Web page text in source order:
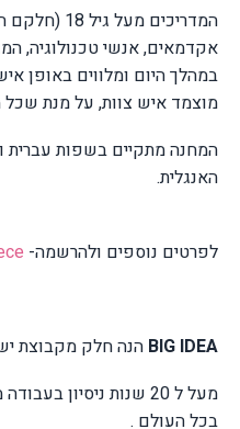
המדריכים מעל גיל 18 (חלקם חניכים לשעבר
אקדמאים, אנשי טכנולוגיה,
מוצמד איש צוות, על מנת
המחנה מתקיים בשפות עברית
האנגלית.
לפרטים נוספים ולהרשמה-
BIG IDEA הנה חלק מקבוצת
מעל ל 20 שנות ניסיון
בכל העולם .